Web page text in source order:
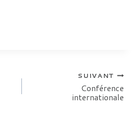
SUIVANT
Conférence
internationale